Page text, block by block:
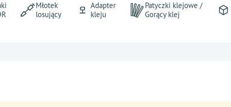
Młotek
losujący
Adapter
kleju
Patyczki klejowe /
Gorący klej